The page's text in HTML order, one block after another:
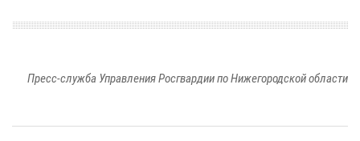
Пресс-служба Управления Росгвардии по Нижегородской области